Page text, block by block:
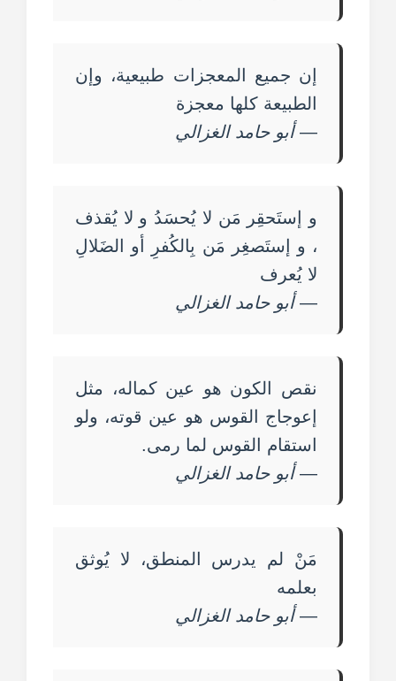
إن جميع المعجزات طبيعية، وإن
الطبيعة كلها معجزة
—أبو حامد الغزالي
و إستَحقِر مَن لا يُحسَدُ و لا يُقذف
، و إستَصغِر مَن بِالكُفرِ أو الضَلالِ
لا يُعرف
—أبو حامد الغزالي
نقص الكون هو عين كماله، مثل
إعوجاج القوس هو عين قوته، ولو
استقام القوس لما رمى.
—أبو حامد الغزالي
مَنْ لم يدرس المنطق، لا يُوثق
بعلمه
—أبو حامد الغزالي